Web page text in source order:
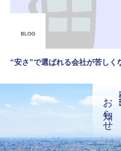
BLOG
“安さ”で選ばれる会社が苦しく
お知らせ